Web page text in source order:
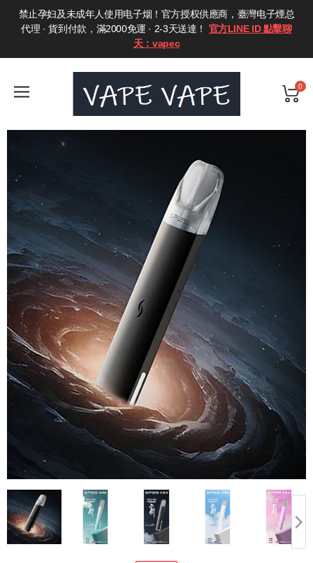
禁止孕妇及未成年人使用电子烟！官方授权供應商，臺灣电子煙总
代理 · 貨到付款，滿2000免運 · 2-3天送達！ 官方LINE ID 點擊聊
天：vapec
0